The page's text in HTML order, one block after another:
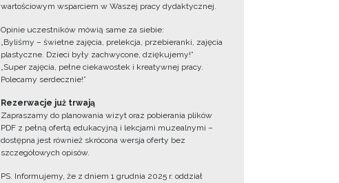
wartościowym wsparciem w Waszej pracy dydaktycznej.
Opinie uczestników mówią same za siebie:
„Byliśmy – świetne zajęcia, prelekcja, przebieranki, zajęcia
plastyczne. Dzieci były zachwycone, dziękujemy!”
„Super zajęcia, pełne ciekawostek i kreatywnej pracy.
Polecamy serdecznie!”
Rezerwacje już trwają
Zapraszamy do planowania wizyt oraz pobierania plików
PDF z pełną ofertą edukacyjną i lekcjami muzealnymi –
dostępna jest również skrócona wersja oferty bez
szczegółowych opisów.
PS. Informujemy, że z dniem 1 grudnia 2025 r. oddział